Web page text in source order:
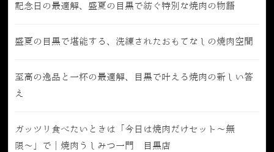
記念日の最適解、盛夏の目黒で紡ぐ特別な焼肉の物語
盛夏の目黒で堪能する、洗練されたおもてなしの焼肉空間
至高の逸品と一杯の最適解、目黒で叶える焼肉の新しい答
え
ガッツリ食べたいときは「今日は焼肉だけセット〜無
限〜」で｜焼肉うしみつ一門 目黒店